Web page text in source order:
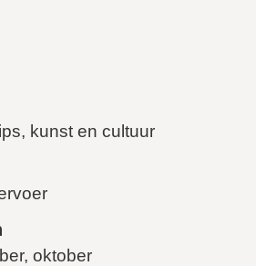
kunst en cultuur
oktober